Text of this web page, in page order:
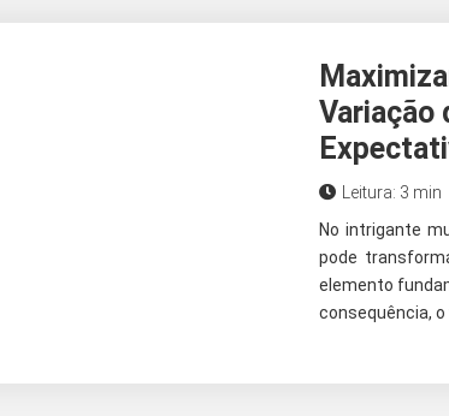
Variação
Leitura: 3 min
No intrigante
pode
elemento
consequência, o